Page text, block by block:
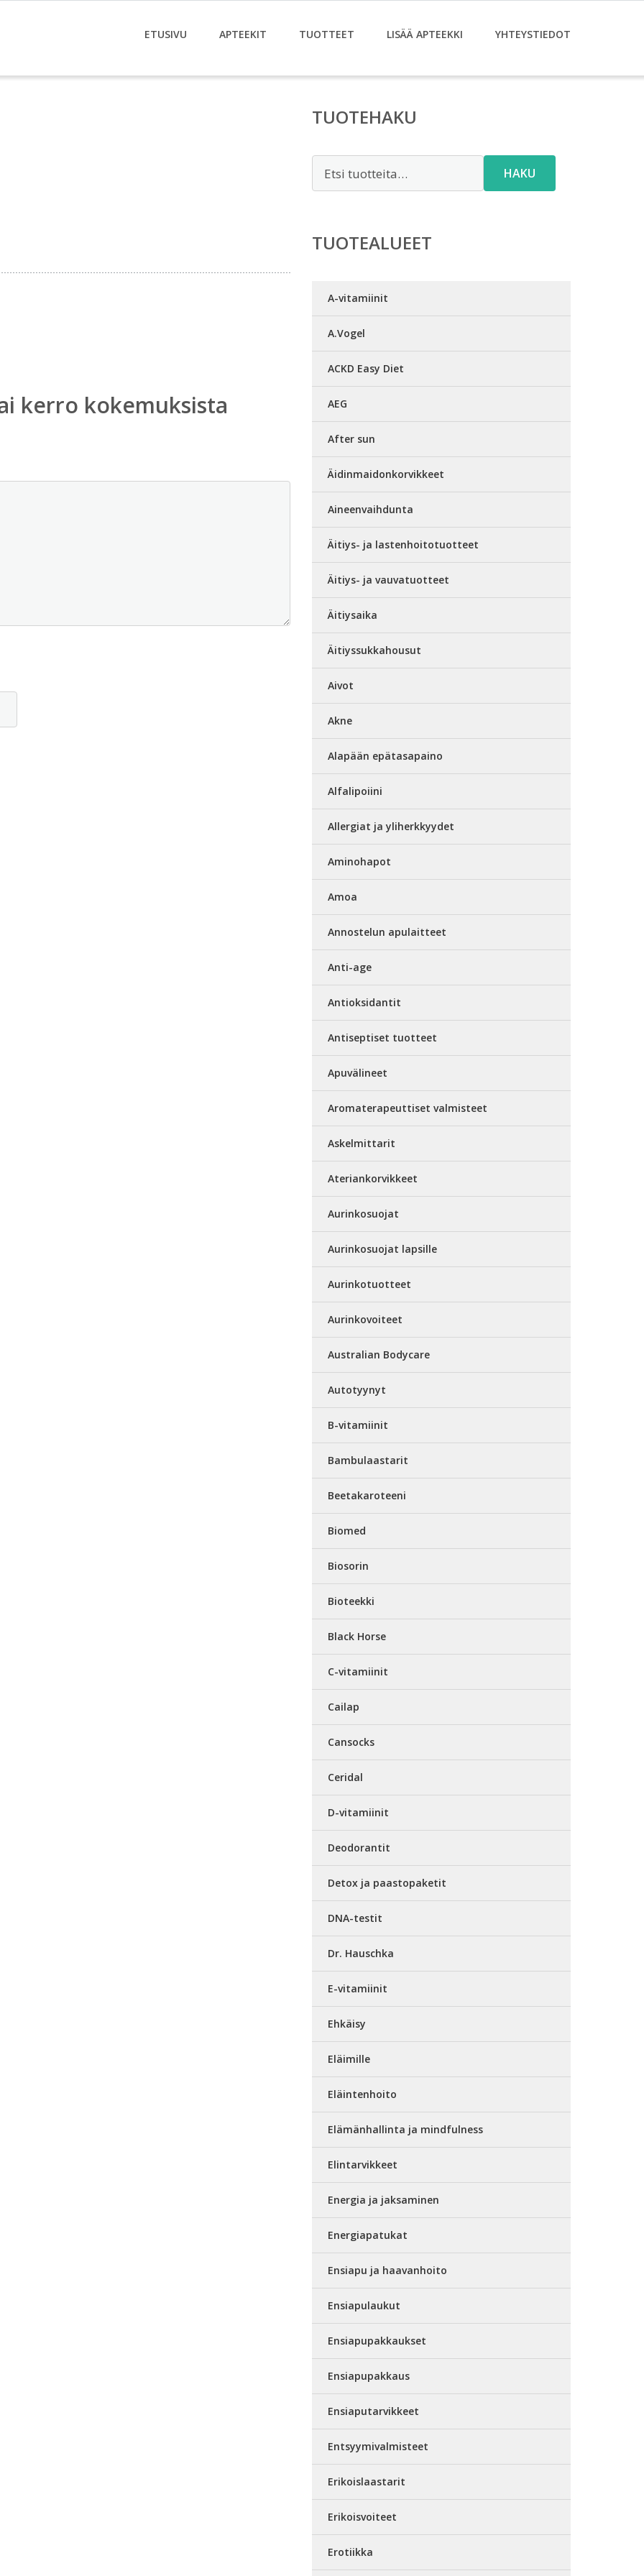
ETUSIVU APTEEKIT TUOTTEET LISÄÄ APTEEKKI YHTEYSTIEDOT
kerro kokemuksista
TUOTEHAKU
HAKU
TUOTEALUEET
A-vitamiinit
A.Vogel
ACKD Easy Diet
AEG
After sun
Äidinmaidonkorvikkeet
Aineenvaihdunta
Äitiys- ja lastenhoitotuotteet
Äitiys- ja vauvatuotteet
Äitiysaika
Äitiyssukkahousut
Aivot
Akne
Alapään epätasapaino
Alfalipoiini
Allergiat ja yliherkkyydet
Aminohapot
Amoa
Annostelun apulaitteet
Anti-age
Antioksidantit
Antiseptiset tuotteet
Apuvälineet
Aromaterapeuttiset valmisteet
Askelmittarit
Ateriankorvikkeet
Aurinkosuojat
Aurinkosuojat lapsille
Aurinkotuotteet
Aurinkovoiteet
Australian Bodycare
Autotyynyt
B-vitamiinit
Bambulaastarit
Beetakaroteeni
Biomed
Biosorin
Bioteekki
Black Horse
C-vitamiinit
Cailap
Cansocks
Ceridal
D-vitamiinit
Deodorantit
Detox ja paastopaketit
DNA-testit
Dr. Hauschka
E-vitamiinit
Ehkäisy
Eläimille
Eläintenhoito
Elämänhallinta ja mindfulness
Elintarvikkeet
Energia ja jaksaminen
Energiapatukat
Ensiapu ja haavanhoito
Ensiapulaukut
Ensiapupakkaukset
Ensiapupakkaus
Ensiaputarvikkeet
Entsyymivalmisteet
Erikoislaastarit
Erikoisvoiteet
Erotiikka